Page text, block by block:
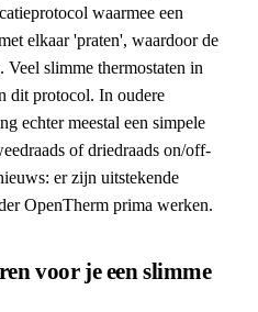
waarmee een
elkaar 'praten', waardoor de
slimme thermostaten in
dit protocol. In oudere
echter meestal een simpele
of driedraads on/off-
er zijn uitstekende
OpenTherm prima werken.
voor je een slimme